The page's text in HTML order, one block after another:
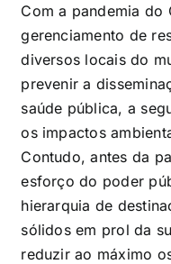
Com a pandemia do
gerenciamento de
diversos locais do
prevenir a
saúde pública, a
os impactos
Contudo, antes da
esforço do poder
hierarquia de
sólidos em prol da
reduzir ao máximo